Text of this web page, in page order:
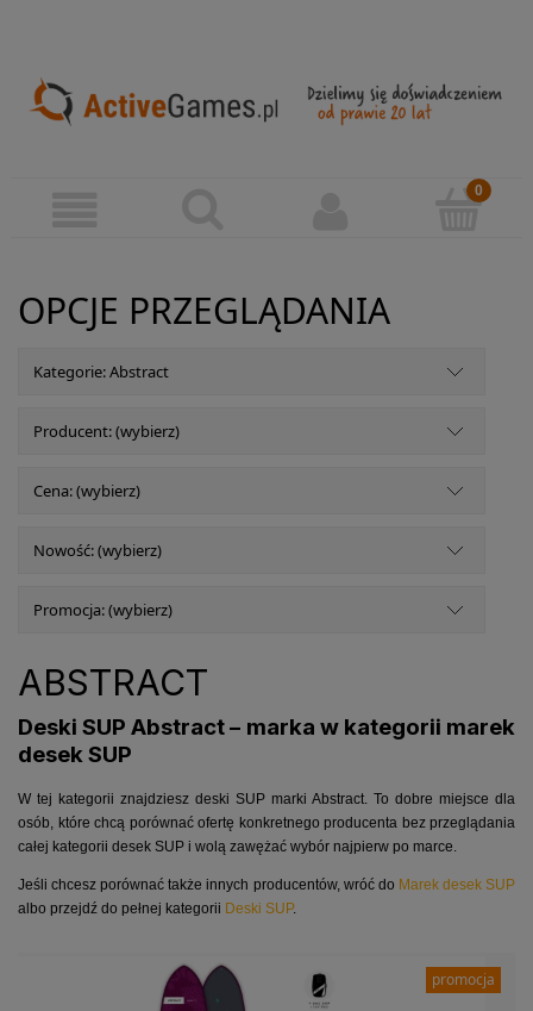
OPCJE PRZEGLĄDANIA
Kategorie: Abstract
Producent: (wybierz)
Cena: (wybierz)
Nowość: (wybierz)
Promocja: (wybierz)
ABSTRACT
Deski SUP Abstract – marka w kategorii marek
desek SUP
W tej kategorii znajdziesz deski SUP marki Abstract. To dobre miejsce dla
osób, które chcą porównać ofertę konkretnego producenta bez przeglądania
całej kategorii desek SUP i wolą zawężać wybór najpierw po marce.
Jeśli chcesz porównać także innych producentów, wróć do Marek desek SUP
albo przejdź do pełnej kategorii Deski SUP.
promocja